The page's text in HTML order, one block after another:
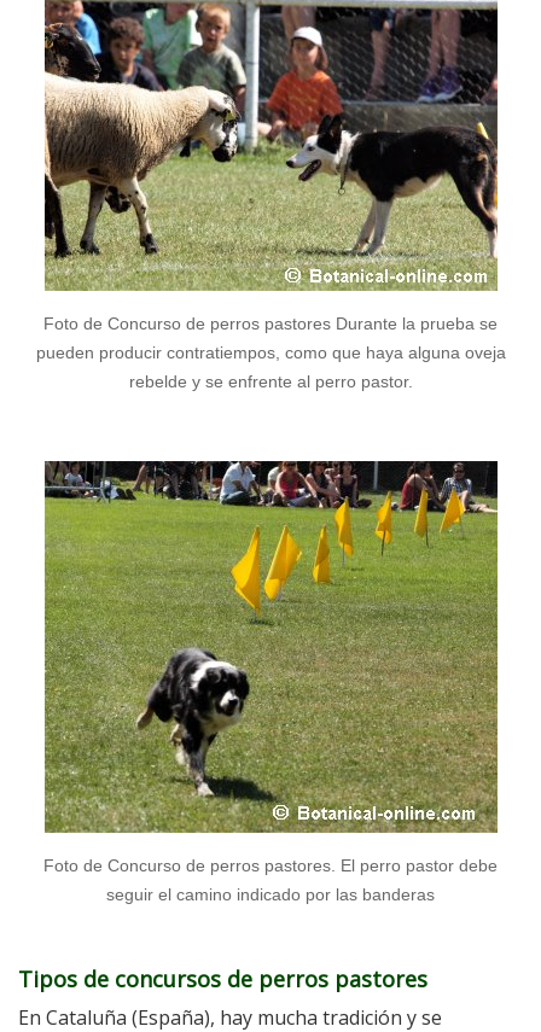
Foto de Concurso de perros pastores Durante la prueba se
pueden producir contratiempos, como que haya alguna oveja
rebelde y se enfrente al perro pastor.
Foto de Concurso de perros pastores. El perro pastor debe
seguir el camino indicado por las banderas
Tipos de concursos de perros pastores
En Cataluña (España), hay mucha tradición y se